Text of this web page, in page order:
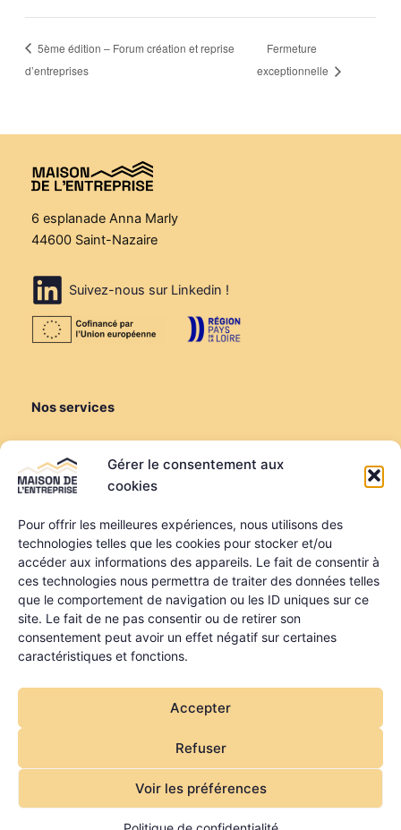
Gérer le consentement aux
cookies
Pour offrir les meilleures expériences, nous utilisons des
technologies telles que les cookies pour stocker et/ou
accéder aux informations des appareils. Le fait de consentir à
ces technologies nous permettra de traiter des données telles
que le comportement de navigation ou les ID uniques sur ce
site. Le fait de ne pas consentir ou de retirer son
consentement peut avoir un effet négatif sur certaines
caractéristiques et fonctions.
Accepter
Refuser
Voir les préférences
5ème édition – Forum création et reprise
d’entreprises
Fermeture
exceptionnelle
6 esplanade Anna Marly
44600 Saint-Nazaire
Suivez-nous sur Linkedin !
Nos services
Louer une salle de réunion
Louer un bureau
Domiciliation
Informations
Mentions légales
Politique de confidentialité
Qui sommes-nous ?
Nos partenaires
La MDE a été financée dans le cadre du programme
Copyright © 2026 Maison de l'Entreprise | Site par